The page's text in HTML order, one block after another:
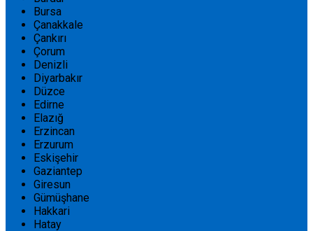
Bursa
Çanakkale
Çankırı
Çorum
Denizli
Diyarbakır
Düzce
Edirne
Elazığ
Erzincan
Erzurum
Eskişehir
Gaziantep
Giresun
Gümüşhane
Hakkari
Hatay